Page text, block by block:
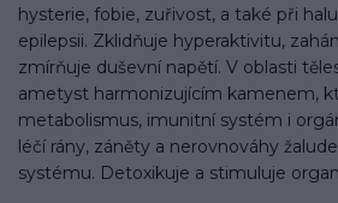
hysterie, fobie, zuřivost, a také při
epilepsii. Zklidňuje hyperaktivitu,
zmírňuje duševní napětí. V oblasti
ametyst harmonizujícím kamenem,
metabolismus, imunitní systém i
léčí rány, záněty a nerovnováhy
systému. Detoxikuje a stimuluje